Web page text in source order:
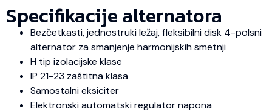
Specifikacije alternatora
Bezčetkasti, jednostruki ležaj, fleksibilni disk 4-polsni
alternator za smanjenje harmonijskih smetnji
H tip izolacijske klase
IP 21-23 zaštitna klasa
Samostalni eksiciter
Elektronski automatski regulator napona